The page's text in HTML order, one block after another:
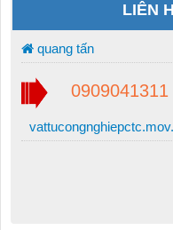
LIÊN
quang tấn
0909041311